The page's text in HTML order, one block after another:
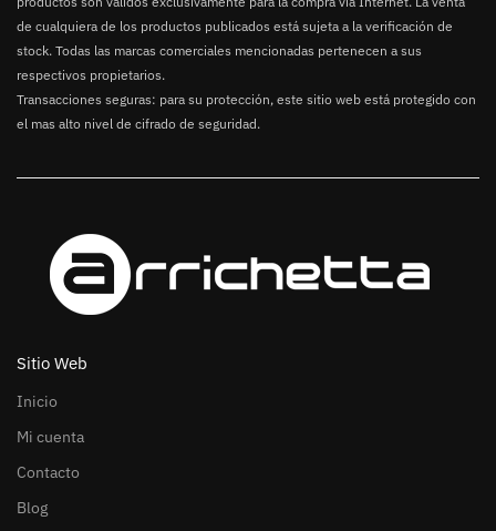
de cualquiera de los productos publicados está sujeta a la verificación de
stock. Todas las marcas comerciales mencionadas pertenecen a sus
respectivos propietarios.
Transacciones seguras: para su protección, este sitio web está protegido con
el mas alto nivel de cifrado de seguridad.
Sitio Web
Inicio
Mi cuenta
Contacto
Blog